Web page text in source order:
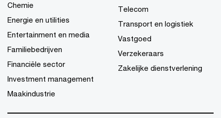
Chemie
Energie en utilities
Entertainment en media
Familiebedrijven
Financiële sector
Investment management
Maakindustrie
Telecom
Transport en logistiek
Vastgoed
Verzekeraars
Zakelijke dienstverlening